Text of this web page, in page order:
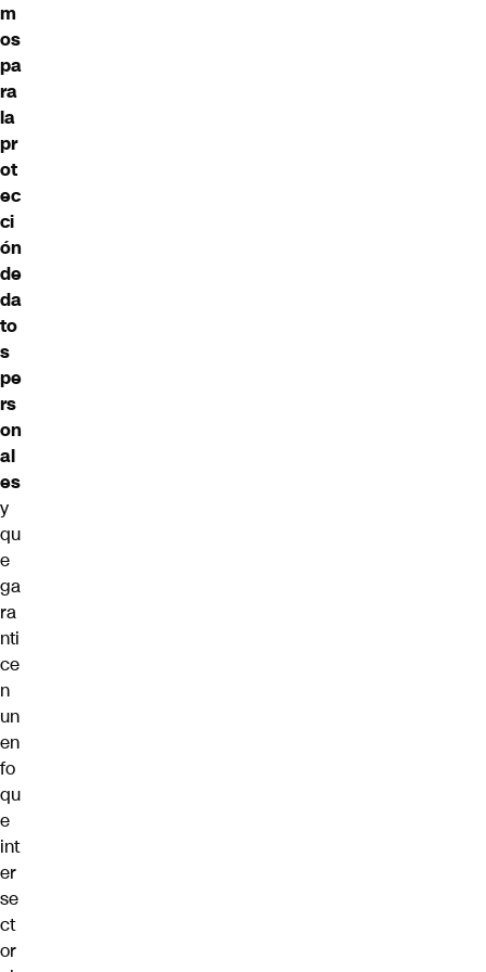
m
os
pa
ra
la
pr
ot
ec
ci
ón
de
da
to
s
pe
rs
on
al
es
y
qu
e
ga
ra
nti
ce
n
un
en
fo
qu
e
int
er
se
ct
or